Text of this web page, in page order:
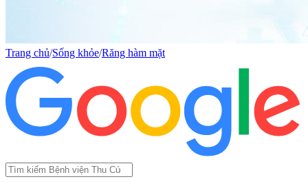
Trang chủ/Sống khỏe/Răng hàm mặt